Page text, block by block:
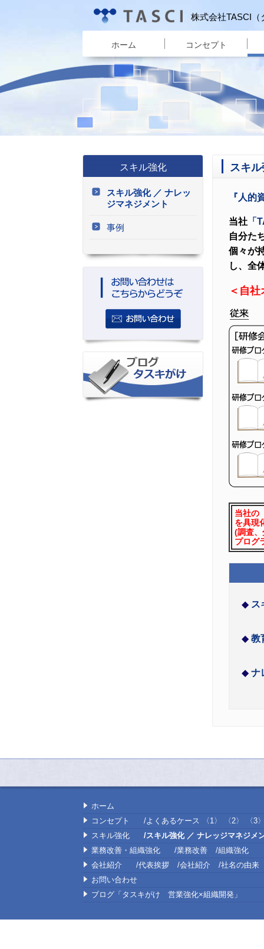
株式会社TASCI（
ホーム コンセプト
スキル強化
スキル強化 ／ ナレッ
ジマネジメント
事例
スキ
『人的
当社 「
自分た
個々が
し、全
＜自
当社の
を具現
(調査
プログ
ス
教
ナ
ホーム
コンセプト
よくあるケース 〈1〉 〈2〉
〈3
スキル強化
スキル強化 ／ ナレッジマネジメ
業務改善・組織強化
業務改善
組織強化
会社紹介
代表挨拶 会社紹介
社名の由来
お問い合わせ
ブログ「タスキがけ 営業強化×組織開発」